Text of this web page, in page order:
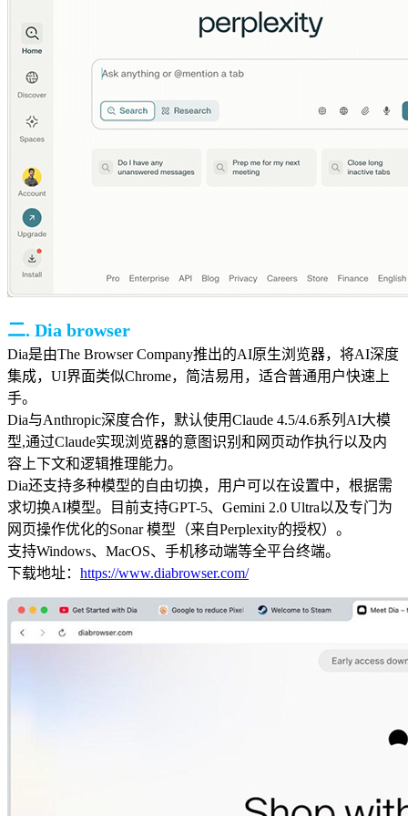
二. Dia browser
Dia是由The Browser Company推出的AI原生浏览器，将AI深度
集成，UI界面类似Chrome， 简洁易用 ，适合普通用户快速上
手。
Dia与Anthropic深度合作， 默认使用Claude 4.5/4.6系列AI大模
型,通过Claude实现浏览器的意图识别和网页动作执行以及内
容上下文和逻辑推理能力。
Dia还支持多种模型的自由切换，用户可以在设置中，根据需
求切换AI模型。目前支持GPT-5、Gemini 2.0 Ultra以及专门为
网页操作优化的Sonar 模型（来自Perplexity的授权）。
支持Windows、MacOS、手机移动端等全平台终端。
下载地址： https://www.diabrowser.com/